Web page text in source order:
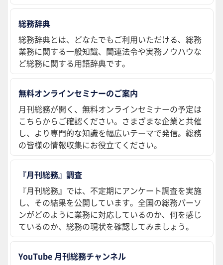
総務辞典
総務辞典とは、どなたでもご利用いただける、総務
業務に関する一般知識、関連法令や実務ノウハウな
ど総務に関する用語辞典です。
無料オンラインセミナーのご案内
月刊総務が開く、無料オンラインセミナーの予定は
こちらからご確認ください。さまざまな企業と共催
し、より専門的な知識を幅広いテーマで発信。総務
の皆様の情報収集にお役立てください。
『月刊総務』調査
『月刊総務』では、不定期にアンケート調査を実施
し、その結果を公開しています。全国の総務パーソ
ンがどのように業務に対応しているのか、何を感じ
ているのか、総務の現状を確認してみましょう。
YouTube 月刊総務チャンネル